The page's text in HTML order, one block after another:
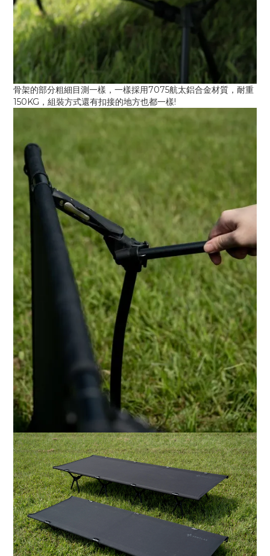
骨架的部分粗細目測一樣，一樣採用7075航太鋁合金材質，耐重
150KG，組裝方式還有扣接的地方也都一樣!